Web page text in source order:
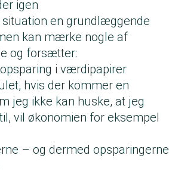
igen
en grundlæggende
kan mærke nogle af
og forsætter:
i værdipapirer
hvis der kommer en
jeg ikke kan huske, at jeg
vil økonomien for eksempel
– og dermed opsparingerne